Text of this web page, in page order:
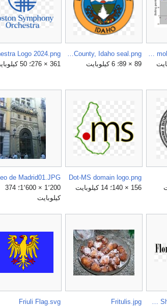
89 × 89؛ 6 كيلوبايت
361 × 276؛ 50 كيلوبايت
Dot-MS domain logo.png
156 × 140؛ 14 كيلوبايت
1٬200 × 1٬600؛ 374
كيلوبايت
Fritulis.jpg
Friuli Flag.svg